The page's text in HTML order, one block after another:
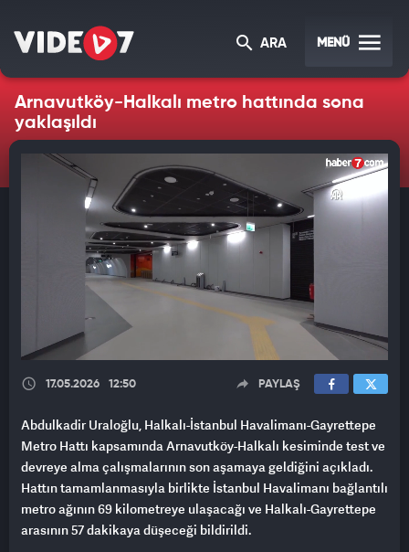
ARA MENÜ
Arnavutköy-Halkalı metro hattında sona
yaklaşıldı
17.05.2026 12:50 PAYLAŞ
Abdulkadir Uraloğlu, Halkalı-İstanbul Havalimanı-Gayrettepe
Metro Hattı kapsamında Arnavutköy-Halkalı kesiminde test ve
devreye alma çalışmalarının son aşamaya geldiğini açıkladı.
Hattın tamamlanmasıyla birlikte İstanbul Havalimanı bağlantılı
metro ağının 69 kilometreye ulaşacağı ve Halkalı-Gayrettepe
arasının 57 dakikaya düşeceği bildirildi.